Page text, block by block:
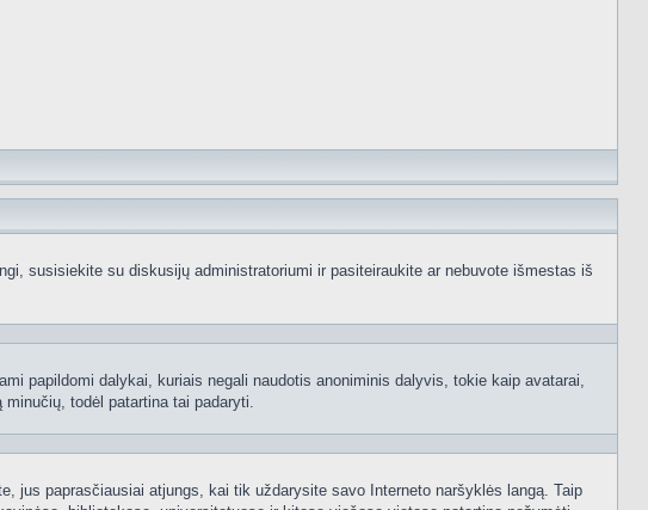
susisiekite su diskusijų administratoriumi ir pasiteiraukite ar nebuvote išmestas iš
papildomi dalykai, kuriais negali naudotis anoniminis dalyvis, tokie kaip avatarai,
todėl patartina tai padaryti.
jus paprasčiausiai atjungs, kai tik uždarysite savo Interneto naršyklės langą. Taip